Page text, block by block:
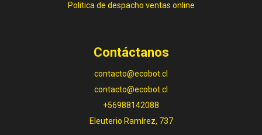
Politica de despacho ventas online
Contáctanos
contacto@ecobot.cl
contacto@ecobot.cl
+56988142088
Eleuterio Ramírez, 737